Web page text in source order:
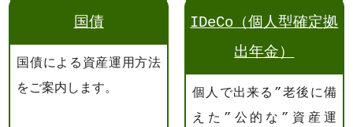
国債
国債による資産運用方法
をご案内します。
IDeCo（個人型確定拠
出年金）
個人で出来る”老後に備
えた”公的な”資産運